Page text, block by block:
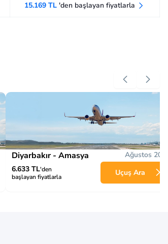
15.169 TL 'den başlayan fiyatlarla
Diyarbakır - Amasya
Ağustos
6.633 TL'den
başlayan fiyatlarla
Uçuş Ara